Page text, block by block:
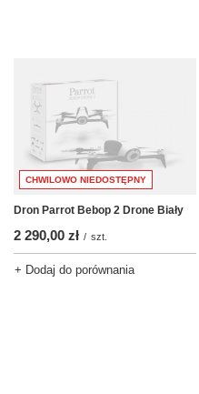
CHWILOWO NIEDOSTĘPNY
Dron Parrot Bebop 2 Drone Biały
2 290,00 zł / szt.
+ Dodaj do porównania